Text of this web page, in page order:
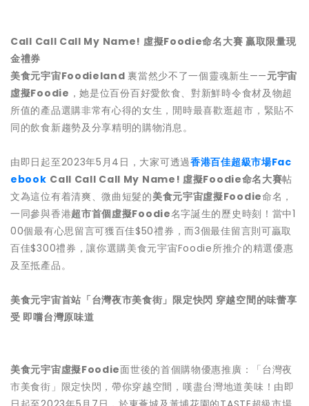
Call Call Call My Name! 虛擬Foodie命名大賽 贏取限量現
金禮券
美食元宇宙Foodieland裏當然少不了一個靈魂新生——元宇宙
虛擬Foodie ，她是位百份百好愛飲食、對新鮮時令食材及物超
所值的產品選購非常有心得的女生，閒時最喜歡逛超市，緊貼不
同的飲食新趨勢及分享精明的購物消息。
由即日起至2023年5月4日，大家可透過香港百佳超級市場Fac
ebook Call Call Call My Name!虛擬Foodie命名大賽帖
文為這位有着清爽、微曲短髮的美食元宇宙虛擬Foodie命名，
一同參與香港超市首個虛擬Foodie名字誕生的歷史時刻！當中1
00個最有心思留言可獲百佳$50禮券，而3個最佳留言則可贏取
百佳$300禮券，讓你選購美食元宇宙Foodie所推介的精選優惠
及至抵產品。
美食元宇宙首站「台灣夜市美食街」限定快閃 穿越空間的味蕾享
受 即嚐台灣原味道
美食元宇宙虛擬Foodie面世後的首個購物優惠推廣：「台灣夜
市美食街」限定快閃，帶你穿越空間，嘆盡台灣地道美味！由即